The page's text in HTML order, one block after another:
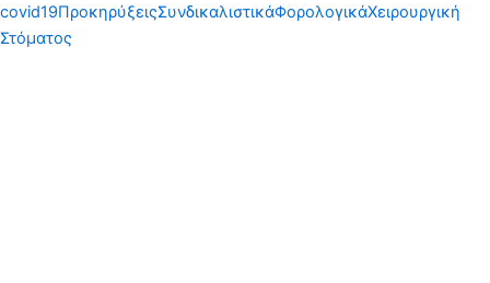
covid19ΠροκηρύξειςΣυνδικαλιστικάΦορολογικάΧειρουργική
Στόματος